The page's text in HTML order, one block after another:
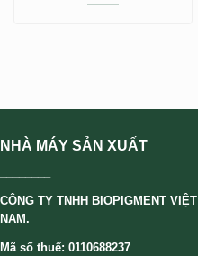
NHÀ MÁY SẢN XUẤT
CÔNG TY TNHH BIOPIGMENT VIỆT
NAM.
Mã số thuế: 0110688237